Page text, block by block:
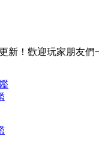
新！歡迎玩家朋友